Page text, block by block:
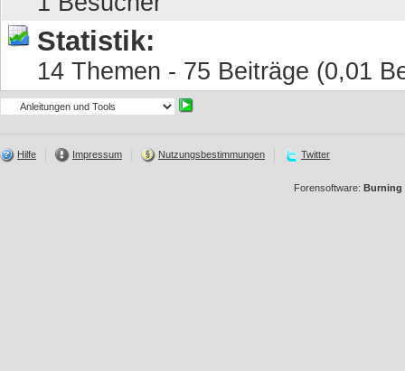
Statistik:
14 Themen - 75 Beiträge (0,01
Hilfe Impressum Nutzungsbestimmungen Twitter
Forensoftware: Burning